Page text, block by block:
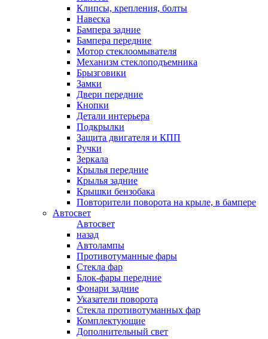
Клипсы, крепления, болты
Навеска
Бампера задние
Бампера передние
Мотор стеклоомывателя
Механизм стеклоподъемника
Брызговики
Замки
Двери передние
Кнопки
Детали интерьера
Подкрылки
Защита двигателя и КПП
Ручки
Зеркала
Крылья передние
Крылья задние
Крышки бензобака
Повторители поворота на крыле, в бампере
Автосвет
Автосвет
назад
Автолампы
Противотуманные фары
Стекла фар
Блок-фары передние
Фонари задние
Указатели поворота
Стекла противотуманных фар
Комплектующие
Дополнительный свет